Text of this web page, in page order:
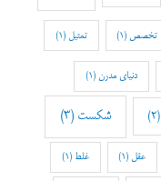
تخصص (1) تمثیل (1)
دنیای مدرن (1)
(2) شکست (3)
عقل (1) غلط (1)